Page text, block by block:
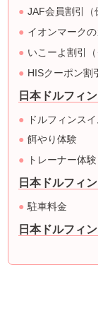
JAF会員割引（
イオンマーク
いこーよ割引
HISクーポン割
日本ドルフィ
ドルフィンスイ
餌やり体験
トレーナー体験
日本ドルフィ
駐車料金
日本ドルフィ